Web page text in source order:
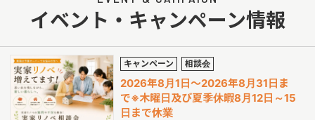
イベント・キャンペーン情報
キャンペーン 相談会
2026年8月1日～2026年8月31日ま
で※木曜日及び夏季休暇8月12日～15
日まで休業